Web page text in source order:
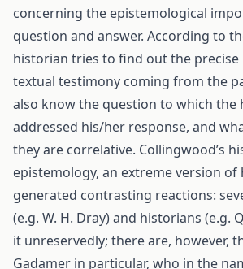
concerning the epistemological
question and answer. According to
historian tries to find out the precise
textual testimony coming from the
also know the question to which the
addressed his/her response, and
they are correlative. Collingwood’s
epistemology, an extreme version of
generated contrasting reactions:
(e.g. W. H. Dray) and historians (e.g.
it unreservedly; there are, however,
Gadamer in particular, who in the